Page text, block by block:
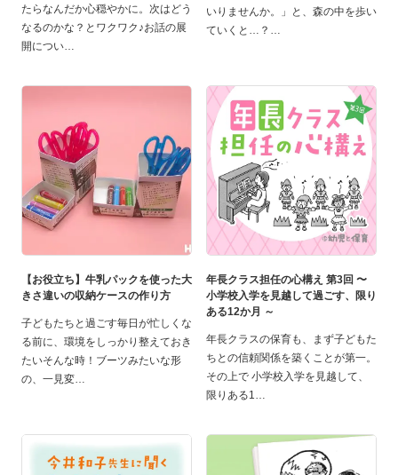
たらなんだか心穏やかに。次はどう
なるのかな？とワクワク♪お話の展
開につい
いりませんか。」と、森の中を歩い
ていくと…？
【お役立ち】牛乳パックを使った大
きさ違いの収納ケースの作り方
子どもたちと過ごす毎日が忙しくな
る前に、環境をしっかり整えておき
たいそんな時！ブーツみたいな形
の、一見変
年長クラス担任の心構え 第3回 〜
小学校入学を見越して過ごす、限り
ある12か月 ～
年長クラスの保育も、まず子どもた
ちとの信頼関係を築くことが第一。
その上で 小学校入学を見越して、
限りある1